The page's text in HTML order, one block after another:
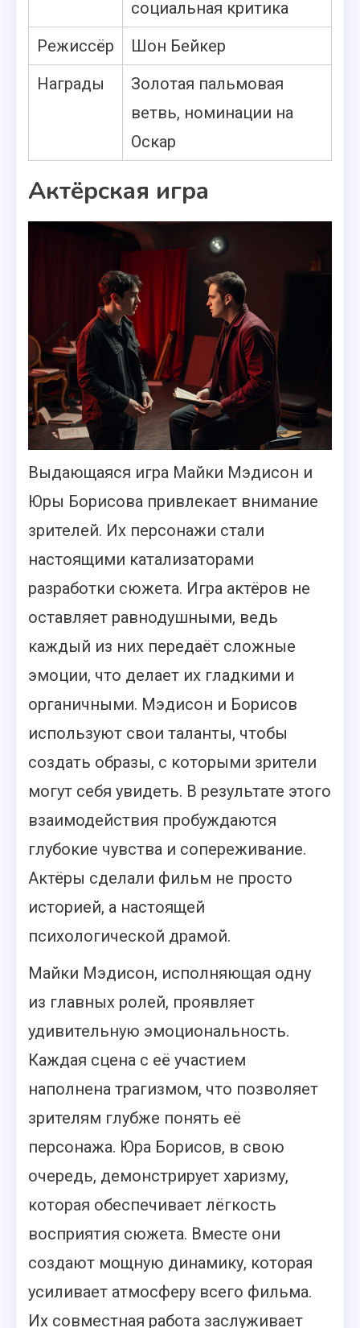
социальная критика
Режиссёр
Шон Бейкер
Награды
Золотая пальмовая
ветвь, номинации на
Оскар
Актёрская игра
Выдающаяся игра Майки Мэдисон и
Юры Борисова привлекает внимание
зрителей. Их персонажи стали
настоящими катализаторами
разработки сюжета. Игра актёров не
оставляет равнодушными, ведь
каждый из них передаёт сложные
эмоции, что делает их гладкими и
органичными. Мэдисон и Борисов
используют свои таланты, чтобы
создать образы, с которыми зрители
могут себя увидеть. В результате этого
взаимодействия пробуждаются
глубокие чувства и сопереживание.
Актёры сделали фильм не просто
историей, а настоящей
психологической драмой.
Майки Мэдисон, исполняющая одну
из главных ролей, проявляет
удивительную эмоциональность.
Каждая сцена с её участием
наполнена трагизмом, что позволяет
зрителям глубже понять её
персонажа. Юра Борисов, в свою
очередь, демонстрирует харизму,
которая обеспечивает лёгкость
восприятия сюжета. Вместе они
создают мощную динамику, которая
усиливает атмосферу всего фильма.
Их совместная работа заслуживает